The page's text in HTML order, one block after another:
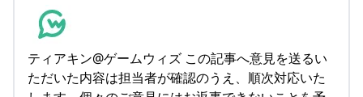
ティアキン@ゲームウィズ この記事へ意見を送るい
ただいた内容は担当者が確認のうえ、順次対応いた